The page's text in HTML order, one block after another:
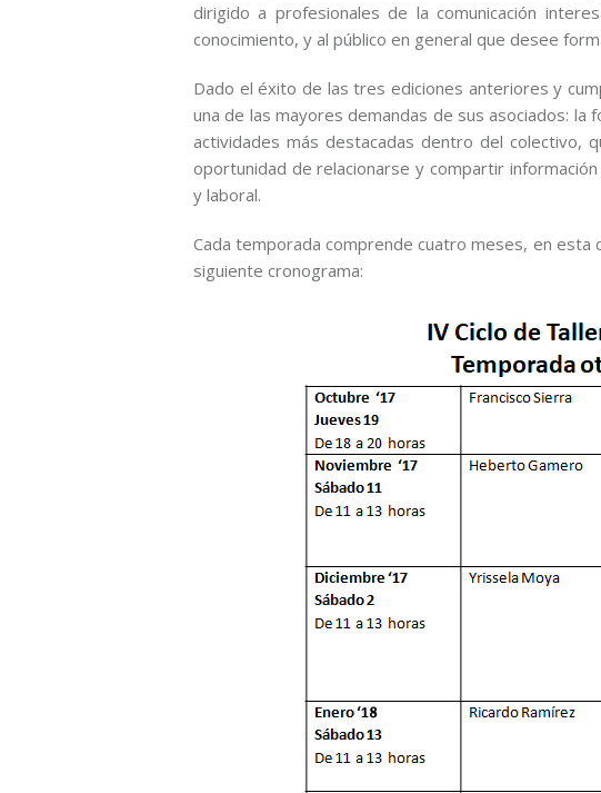
dirigido a profesionales de la comunicación
conocimiento, y al público en general que desee
Dado el éxito de las tres ediciones anteriores y
una de las mayores demandas de sus asociados: la
actividades más destacadas dentro del colectivo,
oportunidad de relacionarse y compartir
y laboral.
Cada temporada comprende cuatro meses, en
siguiente cronograma: